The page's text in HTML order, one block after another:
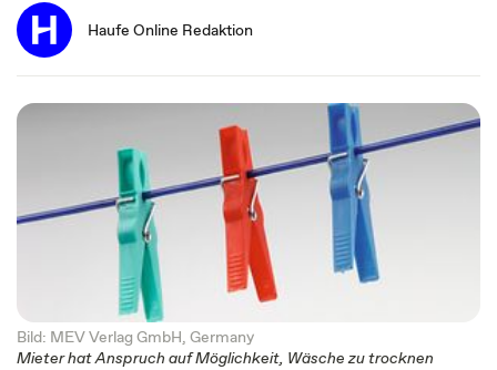
Haufe Online Redaktion
Bild: MEV Verlag GmbH, Germany
Mieter hat Anspruch auf Möglichkeit, Wäsche zu trocknen